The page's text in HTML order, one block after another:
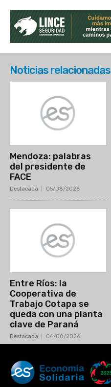
Noticias relacionadas
Mendoza: palabras
del presidente de
FACE
Destacada 05/08/2026
Entre Ríos: la
Cooperativa de
Trabajo Cotapa se
queda con una planta
clave de Paraná
Destacada 04/08/2026